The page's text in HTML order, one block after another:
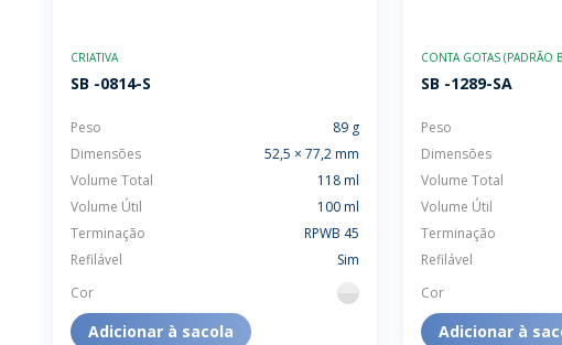
CRIATIVA
SB -0814-S
Peso
89 g
Dimensões
52,5 × 77,2 mm
Volume Total
118 ml
Volume Útil
100 ml
Terminação
RPWB 45
Refilável
Sim
Cor
flint
Adicionar à sacola
CONTA GOTAS (PADRÃO
SB -1289-SA
Peso
Dimensões
Volume Total
Volume Útil
Terminação
Refilável
Cor
Adicionar à